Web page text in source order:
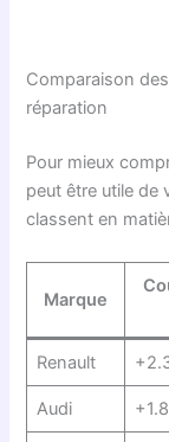
Comparaison
réparation
Pour mieux
peut être utile de
classent en
Marque
Renault
Audi